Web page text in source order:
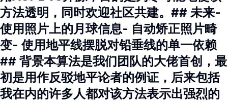
方法透明，同时欢迎社区共建。## 未来-
使用照片上的月球信息- 自动矫正照片畸
变- 使用地平线摆脱对铅垂线的单一依赖
## 背景本算法是我们团队的大佬首创，最
初是用作反驳地平论者的例证，后来包括
我在内的许多人都对该方法表示出强烈的